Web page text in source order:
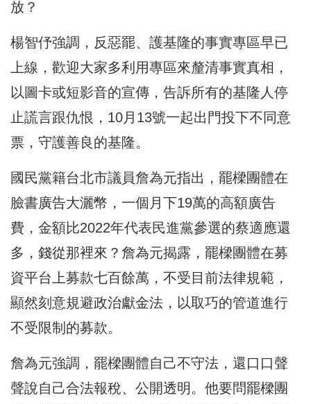
放？
楊智伃強調，反惡罷、護基隆的事實專區早已
上線，歡迎大家多利用專區來釐清事實真相，
以圖卡或短影音的宣傳，告訴所有的基隆人停
止謊言跟仇恨，10月13號一起出門投下不同意
票，守護善良的基隆。
國民黨籍台北市議員詹為元指出，罷樑團體在
臉書廣告大灑幣，一個月下19萬的高額廣告
費，金額比2022年代表民進黨參選的蔡適應還
多，錢從那裡來？詹為元揭露，罷樑團體在募
資平台上募款七百餘萬，不受目前法律規範，
顯然刻意規避政治獻金法，以取巧的管道進行
不受限制的募款。
詹為元強調，罷樑團體自己不守法，還口口聲
聲說自己合法報稅、公開透明。他要問罷樑團